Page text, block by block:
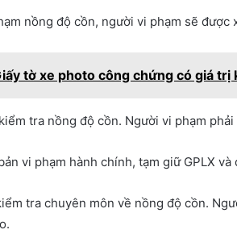
nồng độ cồn, người vi phạm sẽ được
tờ xe photo công chứng có giá trị
tra nồng độ cồn. Người vi phạm
vi phạm hành chính, tạm giữ GPLX và
tra chuyên môn về nồng độ cồn.